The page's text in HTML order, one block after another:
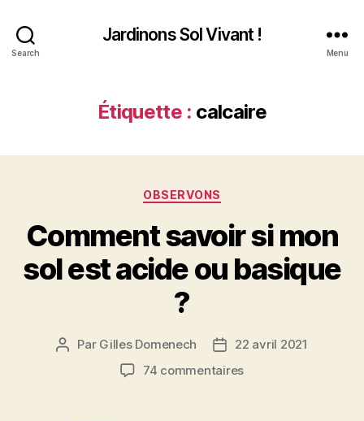
Search
Jardinons Sol Vivant !
Menu
Étiquette : calcaire
Catégories
OBSERVONS
Comment savoir si mon
sol est acide ou basique
?
Auteur
Par Gilles Domenech
Date
de
22 avril 2021
74 commentairessur